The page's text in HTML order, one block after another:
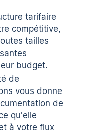
tarifaire
compétitive,
tailles
budget.
de
vous donne
de
qu'elle
à votre flux